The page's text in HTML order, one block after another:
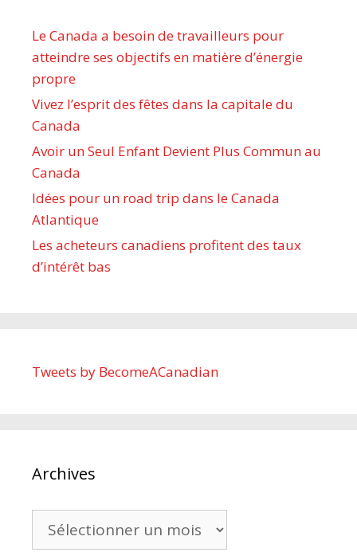
Le Canada a besoin de travailleurs pour
atteindre ses objectifs en matière d’énergie
propre
Vivez l’esprit des fêtes dans la capitale du
Canada
Avoir un Seul Enfant Devient Plus Commun au
Canada
Idées pour un road trip dans le Canada
Atlantique
Les acheteurs canadiens profitent des taux
d’intérêt bas
Tweets by BecomeACanadian
Archives
Archives